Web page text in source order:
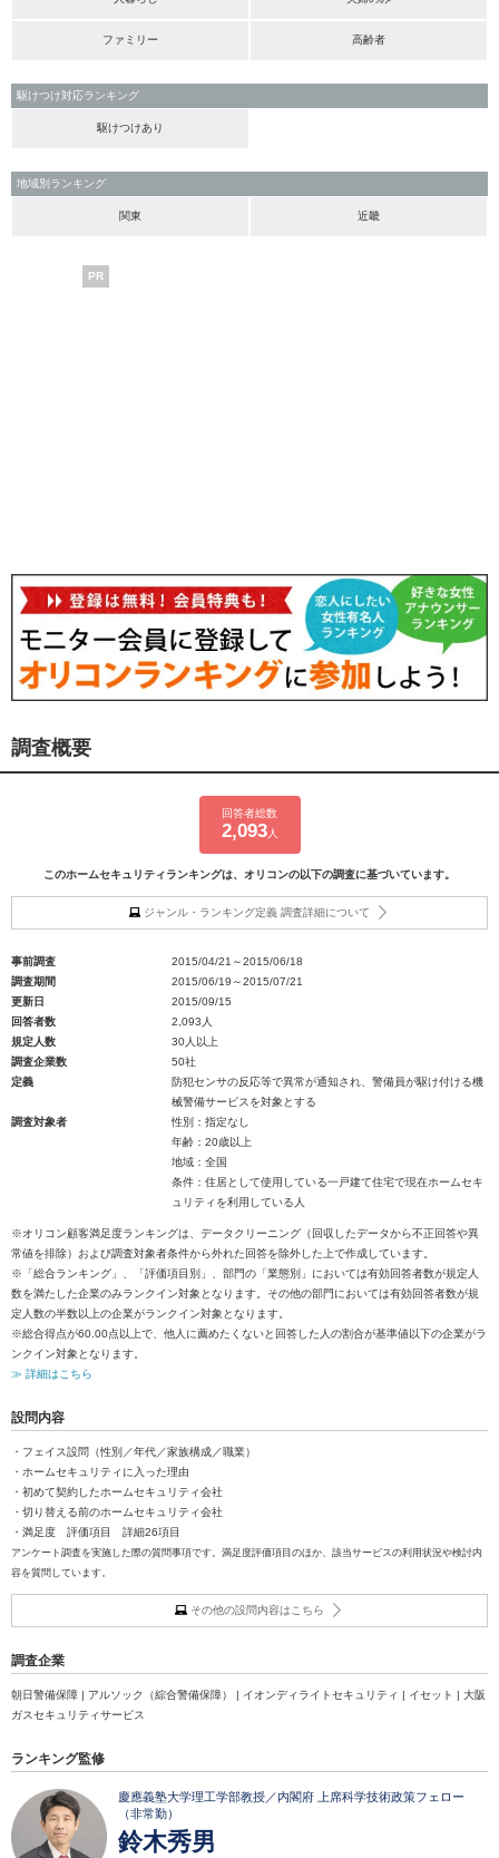
ファミリー 高齢者
駆けつけ対応ランキング
駆けつけあり
地域別ランキング
関東 近畿
PR
調査概要
回答者総数
2,093人
このホームセキュリティランキングは、オリコンの以下の調査に基づいています。
ジャンル・ランキング定義 調査詳細について
事前調査
2015/04/21～2015/06/18
調査期間
2015/06/19～2015/07/21
更新日
2015/09/15
回答者数
2,093人
規定人数
30人以上
調査企業数
50社
定義
防犯センサの反応等で異常が通知され、警備員が駆け付ける機
械警備サービスを対象とする
調査対象者
性別：指定なし
年齢：20歳以上
地域：全国
条件：住居として使用している一戸建て住宅で現在ホームセキ
ュリティを利用している人
※オリコン顧客満足度ランキングは、データクリーニング（回収したデータから不正回答や異
常値を排除）および調査対象者条件から外れた回答を除外した上で作成しています。
※「総合ランキング」、「評価項目別」、部門の「業態別」においては有効回答者数が規定人
数を満たした企業のみランクイン対象となります。その他の部門においては有効回答者数が規
定人数の半数以上の企業がランクイン対象となります。
※総合得点が60.00点以上で、他人に薦めたくないと回答した人の割合が基準値以下の企業がラ
ンクイン対象となります。
≫ 詳細はこちら
設問内容
・フェイス設問（性別／年代／家族構成／職業）
・ホームセキュリティに入った理由
・初めて契約したホームセキュリティ会社
・切り替える前のホームセキュリティ会社
・満足度 評価項目 詳細26項目
アンケート調査を実施した際の質問事項です。満足度評価項目のほか、該当サービスの利用状況や検討内
容を質問しています。
その他の設問内容はこちら
調査企業
朝日警備保障 | アルソック（綜合警備保障） | イオンディライトセキュリティ | イセット | 大阪
ガスセキュリティサービス
ランキング監修
慶應義塾大学理工学部教授／内閣府 上席科学技術政策フェロー
（非常勤）
鈴木秀男